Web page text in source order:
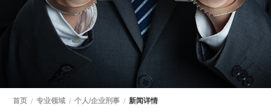
首页 / 专业领域 / 个人/企业刑事 / 新闻详情